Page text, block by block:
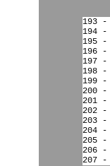
193
194 -
195 -
196
197 -
198 -
199 -
200
201 -
202 -
203
204 -
205
206
207